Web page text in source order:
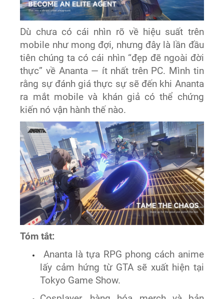
Dù chưa có cái nhìn rõ về hiệu suất trên
mobile như mong đợi, nhưng đây là lần đầu
tiên chúng ta có cái nhìn “đẹp đẽ ngoài đời
thực” về Ananta — ít nhất trên PC. Mình tin
rằng sự đánh giá thực sự sẽ đến khi Ananta
ra mắt mobile và khán giả có thể chứng
kiến nó vận hành thế nào.
Tóm tắt:
Ananta là tựa RPG phong cách anime
lấy cảm hứng từ GTA sẽ xuất hiện tại
Tokyo Game Show.